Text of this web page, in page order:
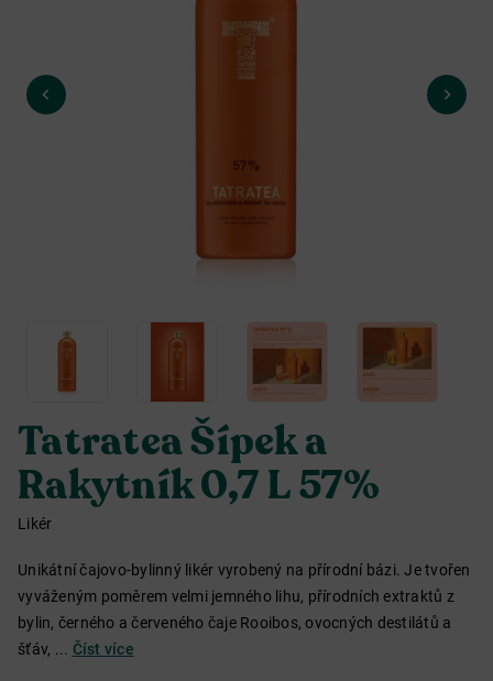
Tatratea Šípek a
Rakytník 0,7 L 57%
Likér
Unikátní čajovo-bylinný likér vyrobený na přírodní bázi. Je tvořen
vyváženým poměrem velmi jemného lihu, přírodních extraktů z
bylin, černého a červeného čaje Rooibos, ovocných destilátů a
šťáv, ... Číst více